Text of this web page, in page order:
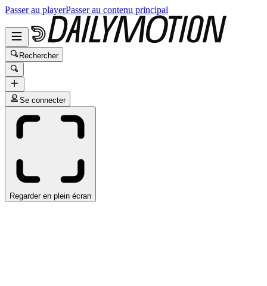
Passer au playerPasser au contenu principal
Rechercher
Se connecter
Regarder en plein écran